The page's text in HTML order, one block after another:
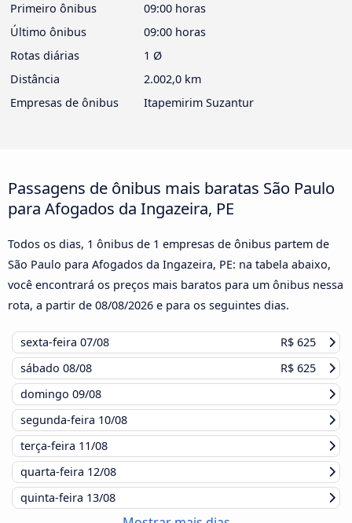
Primeiro ônibus
09:00 horas
Último ônibus
09:00 horas
Rotas diárias
1 Ø
Distância
2.002,0 km
Empresas de ônibus
Itapemirim Suzantur
Passagens de ônibus mais baratas São Paulo
para Afogados da Ingazeira, PE
Todos os dias, 1 ônibus de 1 empresas de ônibus partem de
São Paulo para Afogados da Ingazeira, PE: na tabela abaixo,
você encontrará os preços mais baratos para um ônibus nessa
rota, a partir de 08/08/2026 e para os seguintes dias.
sexta-feira 07/08
R$ 625
sábado 08/08
R$ 625
domingo 09/08
segunda-feira 10/08
terça-feira 11/08
quarta-feira 12/08
quinta-feira 13/08